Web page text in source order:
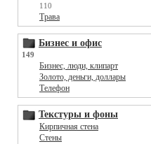
110
Трава
Бизнес и офис
149
Бизнес, люди, клипарт
Золото, деньги, доллары
Телефон
Текстуры и фоны
Кирпичная стена
Стены